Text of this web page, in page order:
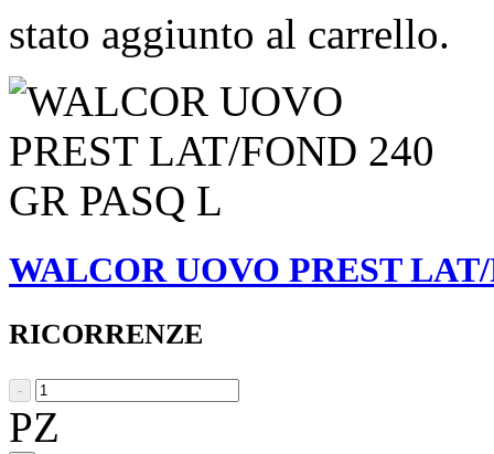
stato aggiunto al carrello.
WALCOR UOVO PREST
RICORRENZE
-
PZ